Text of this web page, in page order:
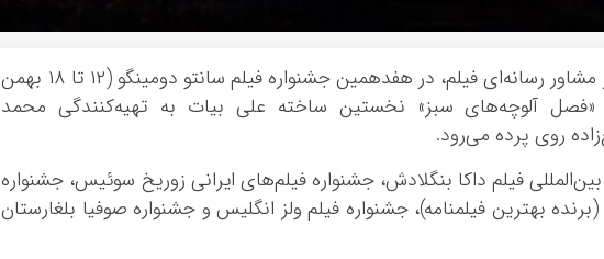
به گزارش خبرگزاری مهر به نقل از مشاور رسانه‌ای فیلم، در هفدهمین جشنواره فیلم سانتو دومینگو (۱۲ تا ۱۸ بهمن
«فصل آلوچه‌های سبز» نخستین ساخته علی بیات به تهیه‌کنندگی محمد
روی پرده می‌رود.
فیلم داکا بنگلادش، جشنواره فیلم‌های ایرانی زوریخ سوئیس، جشنواره
(برنده بهترین فیلمنامه)، جشنواره فیلم ولز انگلیس و جشنواره صوفیا بلغارستان